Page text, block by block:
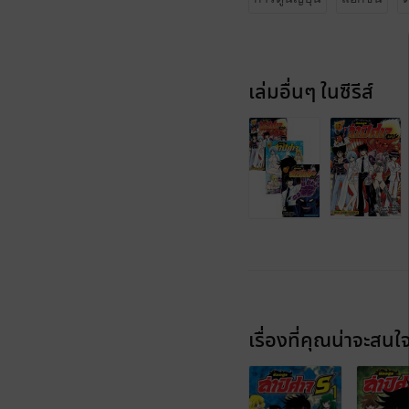
เล่มอื่นๆ ในซีรีส์
เรื่องที่คุณน่าจะสนใ